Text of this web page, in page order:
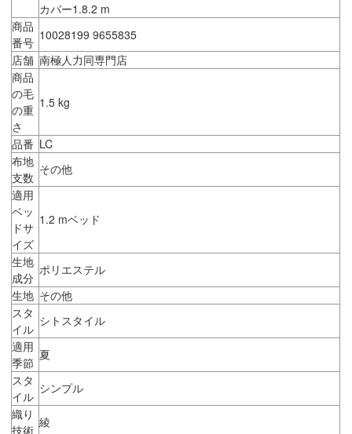
カバー1.8.2 m
商品
番号 10028199 9655835
店舗 南極人力同専門店
商品
の毛
の重
さ
1.5 kg
品番 LC
布地
支数
その他
適用
ベッ
ドサ
イズ
1.2 mベッド
生地
成分
ポリエステル
生地 その他
スタ
イル
シトスタイル
適用
季節
夏
スタ
イル
シンプル
織り
技術
綾